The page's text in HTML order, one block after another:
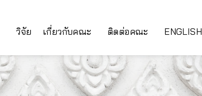
วิจัย เกี่ยวกับคณะ ติดต่อคณะ ENGLISH